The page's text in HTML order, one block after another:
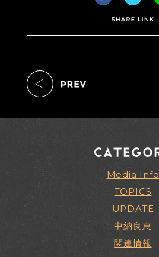
Media Info
TOPICS
UPDATE
中納良恵
関連情報